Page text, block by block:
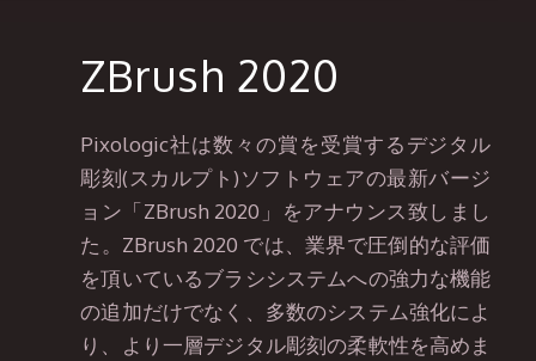
ZBrush 2020
Pixologic社は数々の賞を受賞するデジタル
彫刻(スカルプト)ソフトウェアの最新バージ
ョン「ZBrush 2020」をアナウンス致しまし
た。ZBrush 2020 では、業界で圧倒的な評価
を頂いているブラシシステムへの強力な機能
の追加だけでなく、多数のシステム強化によ
り、より一層デジタル彫刻の柔軟性を高めま